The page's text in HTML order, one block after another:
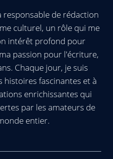
responsable de rédaction
culturel, un rôle qui me
intérêt profond pour
passion pour l'écriture,
Chaque jour, je suis
histoires fascinantes et à
enrichissantes qui
par les amateurs de
entier.